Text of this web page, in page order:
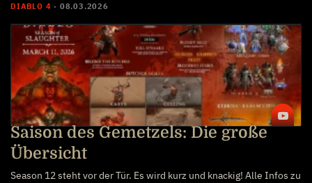
DIABLO 4 · 08.03.2026
Saison des Gemetzels: Die große
Übersicht
Season 12 steht vor der Tür. Es wird kurz und knackig! Alle Infos zu